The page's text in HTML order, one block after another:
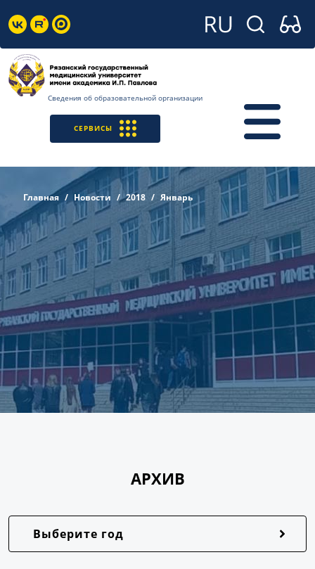
Сведения об образовательной организации
СЕРВИСЫ
Главная Новости 2018 Январь
АРХИВ
Выберите год